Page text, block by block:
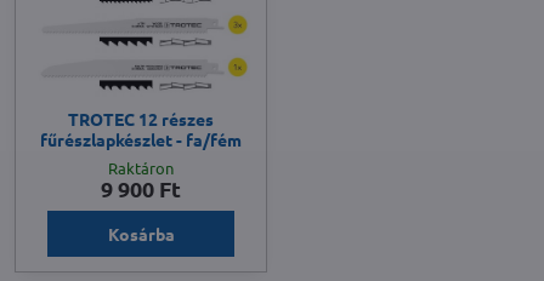
TROTEC 12 részes
fűrészlapkészlet - fa/fém
Raktáron
9 900 Ft
Kosárba